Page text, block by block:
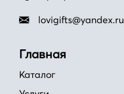
lovigifts@yandex.ru
Главная
Каталог